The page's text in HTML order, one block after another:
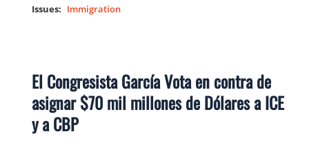
Issues: Immigration
El Congresista García Vota en contra de
asignar $70 mil millones de Dólares a ICE
y a CBP